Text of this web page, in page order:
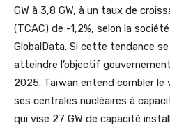
GW à 3,8 GW, à un taux de
(TCAC) de -1,2%, selon la
GlobalData. Si cette tendance
atteindre l’objectif
2025. Taïwan entend combler le
ses centrales nucléaires à
qui vise 27 GW de capacité